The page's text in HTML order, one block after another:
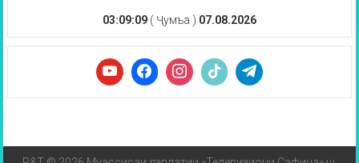
03:09:10 ( Ҷумъа ) 07.08.2026